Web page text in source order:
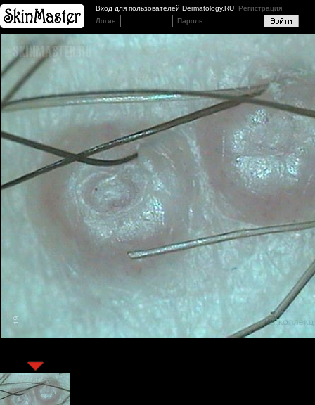
Вход для пользователей Dermatology.RU Регистрация
Логин:
Пароль: